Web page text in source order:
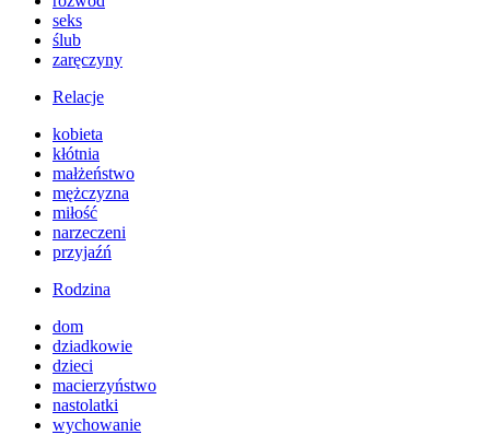
seks
ślub
zaręczyny
Relacje
kobieta
kłótnia
małżeństwo
mężczyzna
miłość
narzeczeni
przyjaźń
Rodzina
dom
dziadkowie
dzieci
macierzyństwo
nastolatki
wychowanie